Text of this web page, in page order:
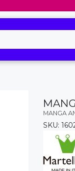
MANGA
SKU: